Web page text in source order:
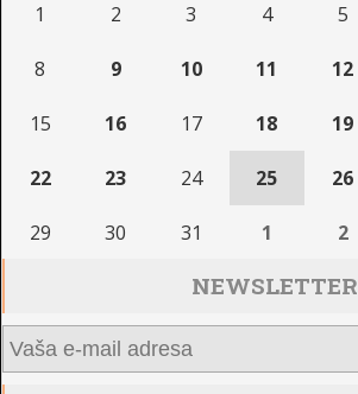
1 2 3 4 5
8 9 10 11 12
15 16 17 18 19
22 23 24 25 26
29 30 31 1 2
NEWSLETTER